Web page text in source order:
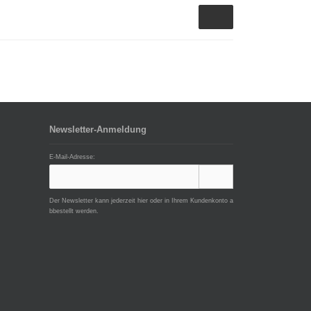
Newsletter-Anmeldung
E-Mail-Adresse:
Der Newsletter kann jederzeit hier oder in Ihrem Kundenkonto a
bbestellt werden.